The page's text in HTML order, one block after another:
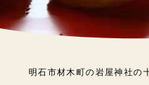
明石市材木町の岩屋神社の